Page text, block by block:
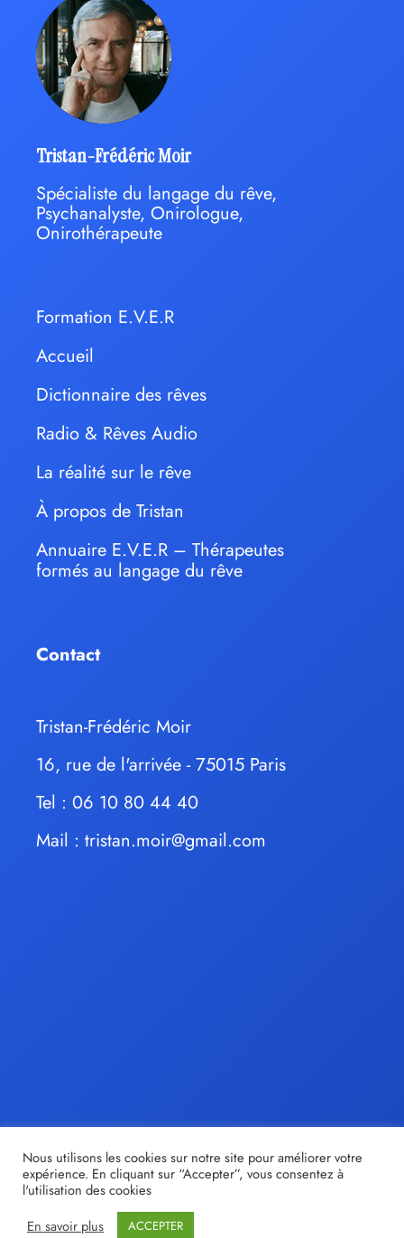
Tristan-Frédéric Moir
Spécialiste du langage du rêve,
Psychanalyste, Onirologue,
Onirothérapeute
Formation E.V.E.R
Accueil
Dictionnaire des rêves
Radio & Rêves Audio
La réalité sur le rêve
À propos de Tristan
Annuaire E.V.E.R – Thérapeutes
formés au langage du rêve
Contact
Tristan-Frédéric Moir
16, rue de l'arrivée - 75015 Paris
Tel : 06 10 80 44 40
Mail : tristan.moir@gmail.com
© tristan-moir.fr |Share out
Nous utilisons les cookies sur notre site pour améliorer votre
expérience. En cliquant sur “Accepter”, vous consentez à
l'utilisation des cookies
En savoir plus
ACCEPTER